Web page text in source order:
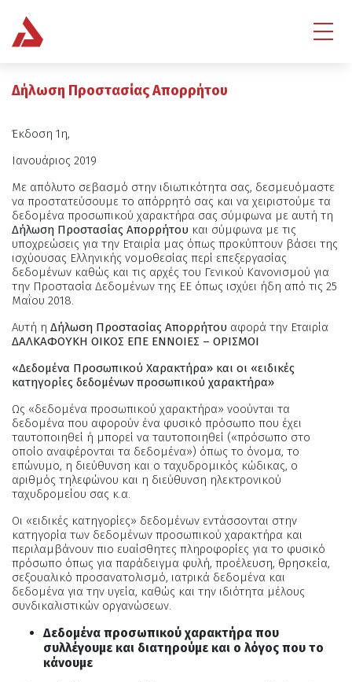
Δήλωση Προστασίας Απορρήτου
Έκδοση 1η,
Ιανουάριος 2019
Με απόλυτο σεβασμό στην ιδιωτικότητα σας, δεσμευόμαστε
να προστατεύσουμε το απόρρητό σας και να χειριστούμε τα
δεδομένα προσωπικού χαρακτήρα σας σύμφωνα με αυτή τη
Δήλωση Προστασίας Απορρήτου και σύμφωνα με τις
υποχρεώσεις για την Εταιρία μας όπως προκύπτουν βάσει της
ισχύουσας Ελληνικής νομοθεσίας περί επεξεργασίας
δεδομένων καθώς και τις αρχές του Γενικού Κανονισμού για
την Προστασία Δεδομένων της ΕΕ όπως ισχύει ήδη από τις 25
Μαΐου 2018.
Αυτή η Δήλωση Προστασίας Απορρήτου αφορά την Εταιρία
ΔΑΛΚΑΦΟΥΚΗ ΟΙΚΟΣ ΕΠΕ ΕΝΝΟΙΕΣ – ΟΡΙΣΜΟΙ
«Δεδομένα Προσωπικού Χαρακτήρα» και οι «ειδικές
κατηγορίες δεδομένων προσωπικού χαρακτήρα»
Ως «δεδομένα προσωπικού χαρακτήρα» νοούνται τα
δεδομένα που αφορούν ένα φυσικό πρόσωπο που έχει
ταυτοποιηθεί ή μπορεί να ταυτοποιηθεί («πρόσωπο στο
οποίο αναφέρονται τα δεδομένα») όπως το όνομα, το
επώνυμο, η διεύθυνση και ο ταχυδρομικός κώδικας, ο
αριθμός τηλεφώνου και η διεύθυνση ηλεκτρονικού
ταχυδρομείου σας κ.α.
Οι «ειδικές κατηγορίες» δεδομένων εντάσσονται στην
κατηγορία των δεδομένων προσωπικού χαρακτήρα και
περιλαμβάνουν πιο ευαίσθητες πληροφορίες για το φυσικό
πρόσωπο όπως για παράδειγμα φυλή, προέλευση, θρησκεία,
σεξουαλικό προσανατολισμό, ιατρικά δεδομένα και
δεδομένα για την υγεία, καθώς και την ιδιότητα μέλους
συνδικαλιστικών οργανώσεων.
Δεδομένα προσωπικού χαρακτήρα που
συλλέγουμε και διατηρούμε και ο λόγος που το
κάνουμε